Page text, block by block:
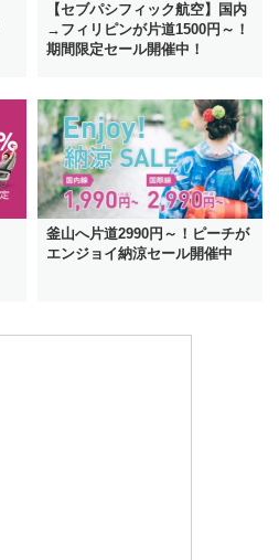
【セブパシフィック航空】国内
→フィリピンが片道1500円～！
期間限定セール開催中！
釜山へ片道2990円～！ピーチが
エンジョイ納涼セール開催中